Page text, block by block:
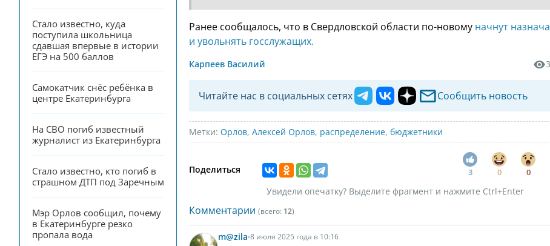
Стало известно, куда
поступила школьница
сдавшая впервые в истории
ЕГЭ на 500 баллов
Самокатчик снёс ребёнка в
центре Екатеринбурга
На СВО погиб известный
журналист из Екатеринбурга
Стало известно, кто погиб в
страшном ДТП под Заречным
Мэр Орлов сообщил, почему
в Екатеринбурге резко
пропала вода
Ранее сообщалось, что в Свердловской области по-новому начнут
и увольнять госслужащих.
Карпеев Василий
Читайте нас в социальных сетях Сообщить новость
Метки: Орлов, Алексей Орлов, распределение, бюджетники
Поделиться 3 0 0
Увидели опечатку? Выделите фрагмент и нажмите Ctrl+Enter
Комментарии (всего: 12)
m@zila 8 июля 2025 года в 10:16